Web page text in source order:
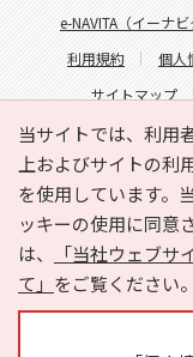
当サイトでは、利用
上およびサイトの利
を使用しています。
ッキーの使用に同意
は、
「当社ウェブ
て」 をご覧ください。
e-NAVITA（イーナ
利用規約
個人
サイトマップ
サイ
Copyright